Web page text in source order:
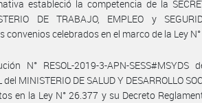
estableció la competencia de la
DE TRABAJO, EMPLEO y
convenios celebrados en el marco de la Ley
N° RESOL-2019-3-APN-SESS#MSYDS
del MINISTERIO DE SALUD Y DESARROLLO
en la Ley N° 26.377 y su Decreto